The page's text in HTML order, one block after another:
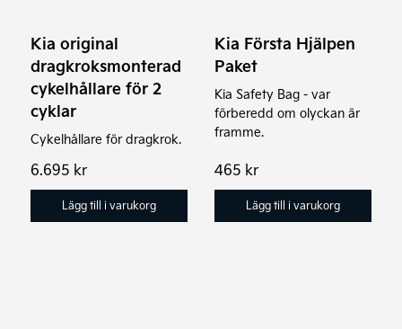
Kia original
dragkroksmonterad
cykelhållare för 2
cyklar
Cykelhållare för dragkrok.
6.695 kr
Lägg till i varukorg
Kia Första Hjälpen
Paket
Kia Safety Bag - var
förberedd om olyckan är
framme.
465 kr
Lägg till i varukorg